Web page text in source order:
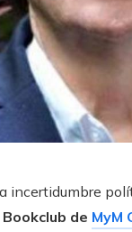
incertidumbre
Bookclub de MyM